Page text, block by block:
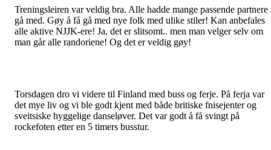
Treningsleiren var veldig bra. Alle hadde mange passende partnere
gå med. Gøy å få gå med nye folk med ulike stiler! Kan anbefales
alle aktive NJJK-ere! Ja, det er slitsomt.. men man velger selv om
man går alle randoriene! Og det er veldig gøy!
Torsdagen dro vi videre til Finland med buss og ferje. På ferja var
det mye liv og vi ble godt kjent med både britiske fnisejenter og
sveitsiske hyggelige danseløver. Det var godt å få svingt på
rockefoten etter en 5 timers busstur.